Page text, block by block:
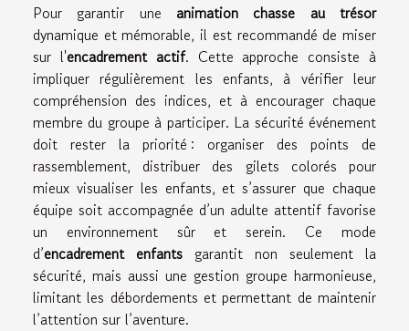
Pour garantir une animation chasse au trésor
dynamique et mémorable, il est recommandé de miser
sur l'encadrement actif. Cette approche consiste à
impliquer régulièrement les enfants, à vérifier leur
compréhension des indices, et à encourager chaque
membre du groupe à participer. La sécurité événement
doit rester la priorité : organiser des points de
rassemblement, distribuer des gilets colorés pour
mieux visualiser les enfants, et s’assurer que chaque
équipe soit accompagnée d’un adulte attentif favorise
un environnement sûr et serein. Ce mode
d’encadrement enfants garantit non seulement la
sécurité, mais aussi une gestion groupe harmonieuse,
limitant les débordements et permettant de maintenir
l’attention sur l’aventure.